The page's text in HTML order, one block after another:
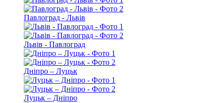
Павлоград - Львів
Львів - Павлоград
Дніпро – Луцьк
Луцьк – Дніпро